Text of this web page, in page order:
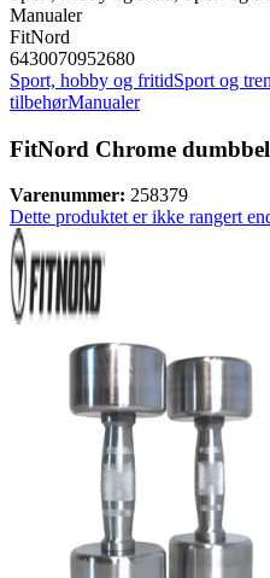
Manualer
FitNord
6430070952680
Sport, hobby og fritidSport og
tilbehørManualer
FitNord Chrome
Varenummer: 258379
Dette produktet er ikke rangert